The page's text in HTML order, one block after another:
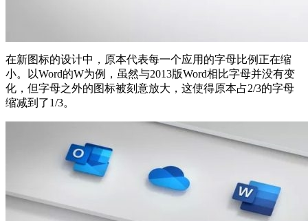
在新图标的设计中，原本代表每一个应用的字母比例正在缩
小。以Word的W为例，虽然与2013版Word相比字母并没有变
化，但字母之外的图标被刻意放大，这使得原本占2/3的字母
缩减到了1/3。